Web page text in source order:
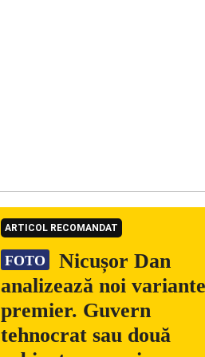
ARTICOL RECOMANDAT
FOTO
Nicușor Dan
analizează noi
premier. Guvern
tehnocrat sau două